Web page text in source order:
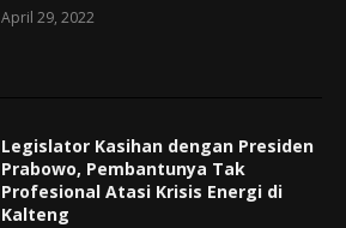
April 29, 2022
Legislator Kasihan dengan Presiden
Prabowo, Pembantunya Tak
Profesional Atasi Krisis Energi di
Kalteng